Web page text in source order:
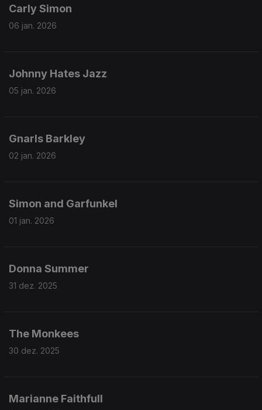
Carly Simon
06 jan. 2026
Johnny Hates Jazz
05 jan. 2026
Gnarls Barkley
02 jan. 2026
Simon and Garfunkel
01 jan. 2026
Donna Summer
31 dez. 2025
The Monkees
30 dez. 2025
Marianne Faithfull